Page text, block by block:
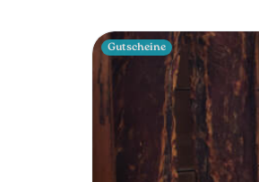
Gutscheine